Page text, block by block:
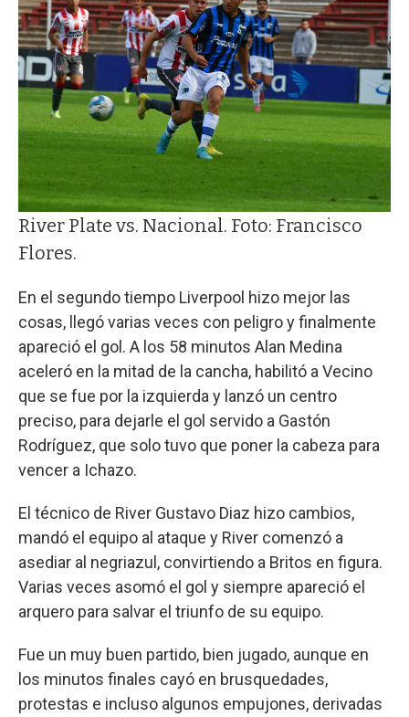
River Plate vs. Nacional. Foto: Francisco
Flores.
En el segundo tiempo Liverpool hizo mejor las
cosas, llegó varias veces con peligro y finalmente
apareció el gol. A los 58 minutos Alan Medina
aceleró en la mitad de la cancha, habilitó a Vecino
que se fue por la izquierda y lanzó un centro
preciso, para dejarle el gol servido a Gastón
Rodríguez, que solo tuvo que poner la cabeza para
vencer a Ichazo.
El técnico de River Gustavo Diaz hizo cambios,
mandó el equipo al ataque y River comenzó a
asediar al negriazul, convirtiendo a Britos en figura.
Varias veces asomó el gol y siempre apareció el
arquero para salvar el triunfo de su equipo.
Fue un muy buen partido, bien jugado, aunque en
los minutos finales cayó en brusquedades,
protestas e incluso algunos empujones, derivadas